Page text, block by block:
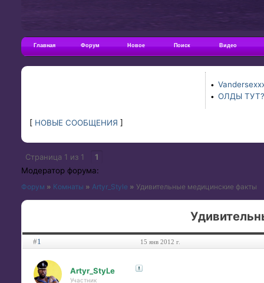
Главная Форум Новое Поиск Видео
•
• ОЛДЫ
[ НОВЫЕ СООБЩЕНИЯ ]
Страница 1 из 1
1
Модератор форума:
Форум » Комнаты » Artyr_Style » Удивительные медицинские факты
#1 15 янв 2012 г.
Artyr_StyLe
Участник